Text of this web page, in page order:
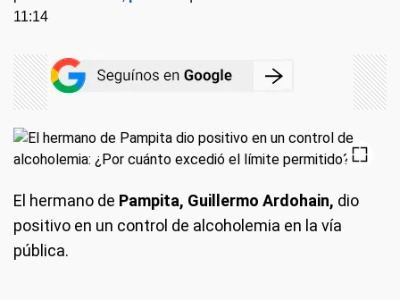
11:14
El hermano de Pampita, Guillermo Ardohain, dio
positivo en un control de alcoholemia en la vía
pública.